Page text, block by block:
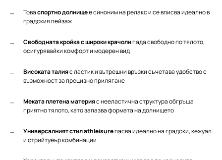
Товаспортно долнищее синоним на релакс и се вписва идеално в
градския пейзаж
Свободната кройка с широки крачолипада свободно по тялото,
осигурявайки комфорт и модерен вид
Високата талияс ластик и вътрешни връзки съчетава удобство с
възможност за прецизно прилягане
Меката плетена материяс нееластична структура обгръща
приятно тялото, като запазва формата на долнището
Универсалният стил athleisureпасва идеално на градски, кежуал
и стрийтуеър комбинации